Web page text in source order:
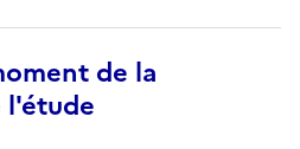
de la